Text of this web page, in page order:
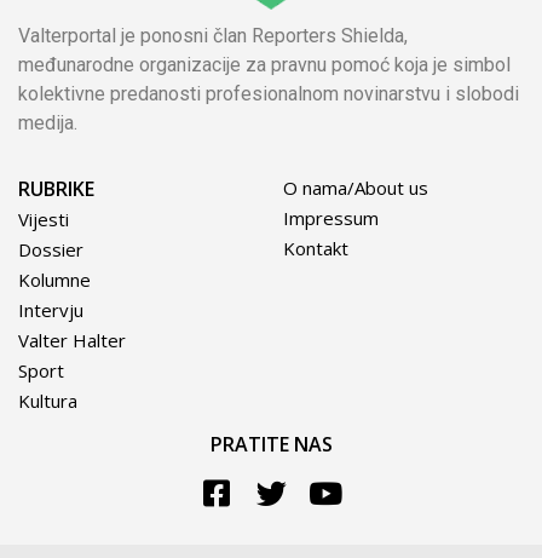
Valterportal je ponosni član Reporters Shielda,
međunarodne organizacije za pravnu pomoć koja je simbol
kolektivne predanosti profesionalnom novinarstvu i slobodi
medija.
RUBRIKE
Vijesti
Dossier
Kolumne
Intervju
Valter Halter
Sport
Kultura
O nama/About us
Impressum
Kontakt
PRATITE NAS